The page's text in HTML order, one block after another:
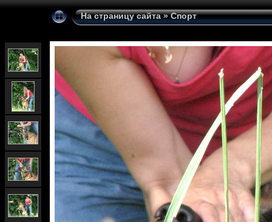
На страницу сайта»Спорт